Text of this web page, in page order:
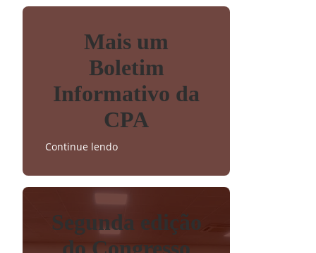
Mais um
Boletim
Informativo da
CPA
Continue lendo
Segunda edição